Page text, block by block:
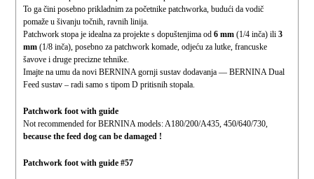
To ga čini posebno prikladnim za početnike patchworka, budući da vodič
pomaže u šivanju točnih, ravnih linija.
Patchwork stopa je idealna za projekte s dopuštenjima od6 mm (1/4 inča) ili3
mm (1/8 inča), posebno za patchwork komade, odjeću za lutke, francuske
šavove i druge precizne tehnike.
Imajte na umu da novi BERNINA gornji sustav dodavanja — BERNINA Dual
Feed sustav – radi samo s tipom D pritisnih stopala.
Patchwork foot with guide
Not recommended for BERNINA models: A180/200/A435, 450/640/730,
because the feed dog can be damaged !
Patchwork foot with guide #57